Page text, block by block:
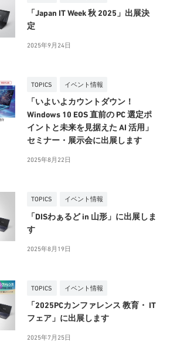
「Japan IT Week 秋 2025」出展決
定
2025年9月24日
TOPICS イベント情報
「いよいよカウントダウン！
Windows 10 EOS 直前の PC 選定ポ
イントと未来を見据えた AI 活用」
セミナー・展示会に出展します
2025年8月22日
TOPICS イベント情報
「DISわぁるど in 山形」に出展しま
す
2025年8月19日
TOPICS イベント情報
「2025PCカンファレンス 教育・ IT
フェア」に出展します
2025年7月25日